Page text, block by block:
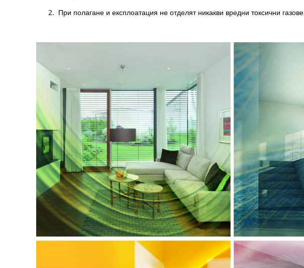
При полагане и експлоатация не отделят никакви вредни токсични газове